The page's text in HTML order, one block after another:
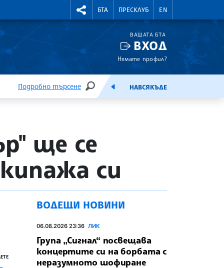
КУРСОВЕ RIGHTMENU.SOCIAL
БТА ПРЕСКЛУБ EN
ВАШАТА БТА
ВХОД
Нямате профил?
Подробно търсене
ТЪРСЕНЕЕМИСИЯНАВСЯКЪДЕ
ще се
си
ВОДЕЩИ НОВИНИ
06.08.2026 23:36 ЛИК
Група „Сигнал“ посвещава
концертите си на борбата с
неразумното шофиране